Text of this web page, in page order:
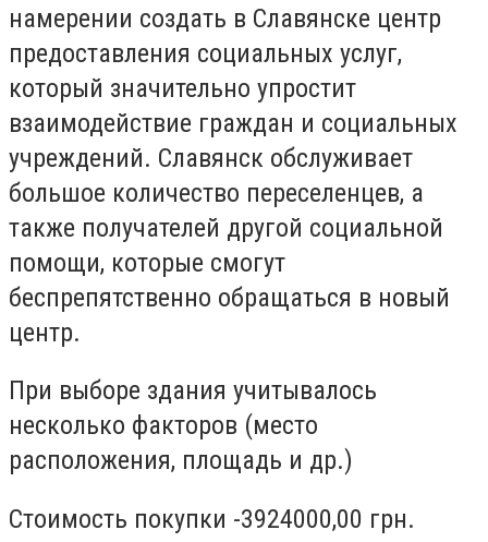
намерении создать в Славянске центр
предоставления социальных услуг,
который значительно упростит
взаимодействие граждан и социальных
учреждений. Славянск обслуживает
большое количество переселенцев, а
также получателей другой социальной
помощи, которые смогут
беспрепятственно обращаться в новый
центр.
При выборе здания учитывалось
несколько факторов (место
расположения, площадь и др.)
Стоимость покупки -3924000,00 грн.